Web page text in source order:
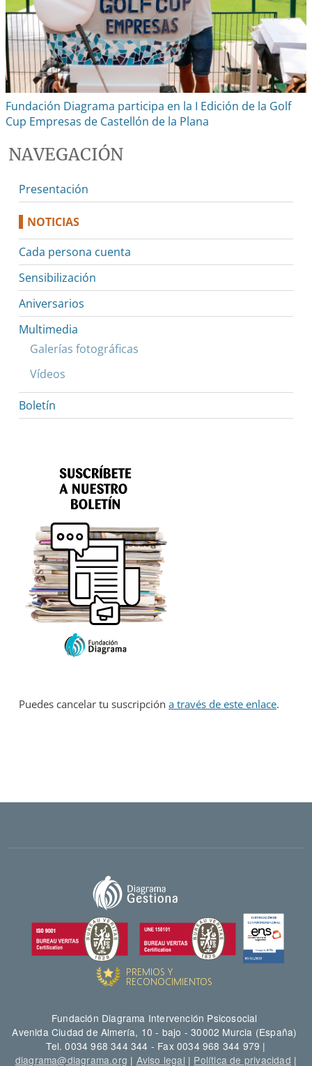
Fundación Diagrama participa en la I Edición de la Golf
Cup Empresas de Castellón de la Plana
NAVEGACIÓN
Presentación
NOTICIAS
Cada persona cuenta
Sensibilización
Aniversarios
Multimedia
Galerías fotográficas
Vídeos
Boletín
Puedes cancelar tu suscripción a través de este enlace.
Fundación Diagrama Intervención Psicosocial
Avenida Ciudad de Almería, 10 - bajo - 30002 Murcia (España)
Tel. 0034 968 344 344 - Fax 0034 968 344 979 |
diagrama@diagrama.org | Aviso legal | Política de privacidad |